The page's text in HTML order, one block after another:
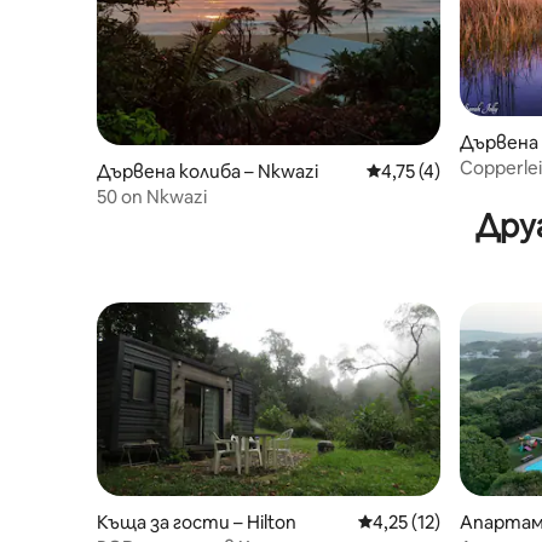
Дървена колиба – Nkwazi Средна оценка:
4,75 (4)
50 on Nkwazi
Дървена
Къща за гости – Hilton Средна оценка:
4,25 (12)